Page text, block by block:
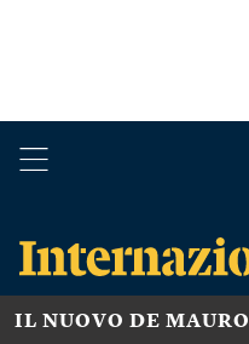
IL NUOVO DE MAURO